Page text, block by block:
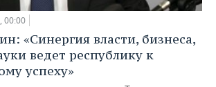
00:00
«Синергия власти, бизнеса,
ведет республику к
успеху»